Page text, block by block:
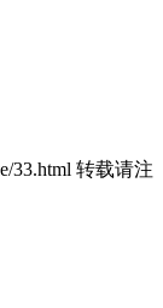
33.html 转载请注